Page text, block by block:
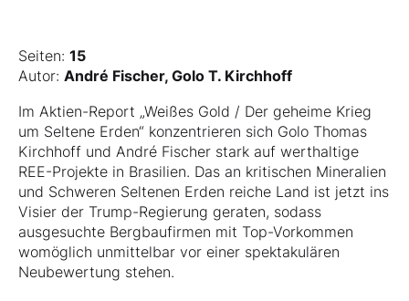
Seiten: 15
Autor: André Fischer, Golo T. Kirchhoff
Im Aktien-Report „Weißes Gold / Der geheime Krieg
um Seltene Erden“ konzentrieren sich Golo Thomas
Kirchhoff und André Fischer stark auf werthaltige
REE-Projekte in Brasilien. Das an kritischen Mineralien
und Schweren Seltenen Erden reiche Land ist jetzt ins
Visier der Trump-Regierung geraten, sodass
ausgesuchte Bergbaufirmen mit Top-Vorkommen
womöglich unmittelbar vor einer spektakulären
Neubewertung stehen.